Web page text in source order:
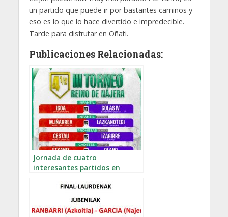
un partido que puede ir por bastantes caminos y
eso es lo que lo hace divertido e impredecible.
Tarde para disfrutar en Oñati.
Publicaciones Relacionadas:
Jornada de cuatro
interesantes partidos en